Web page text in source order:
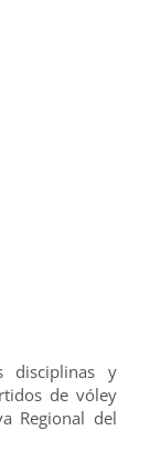
disciplinas y
de vóley
Regional del